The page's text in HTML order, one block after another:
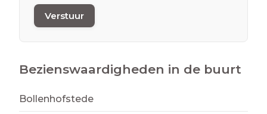
Verstuur
Bezienswaardigheden in de buurt
Bollenhofstede